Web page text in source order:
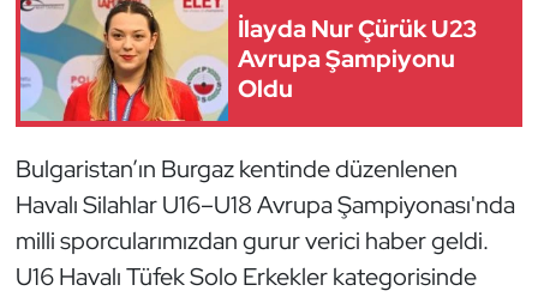
İlayda Nur Çürük U23
Avrupa Şampiyonu
Oldu
Bulgaristan’ın Burgaz kentinde düzenlenen
Havalı Silahlar U16–U18 Avrupa Şampiyonası'nda
milli sporcularımızdan gurur verici haber geldi.
U16 Havalı Tüfek Solo Erkekler kategorisinde
Genel
Golf
Güreş
Hava Sporları